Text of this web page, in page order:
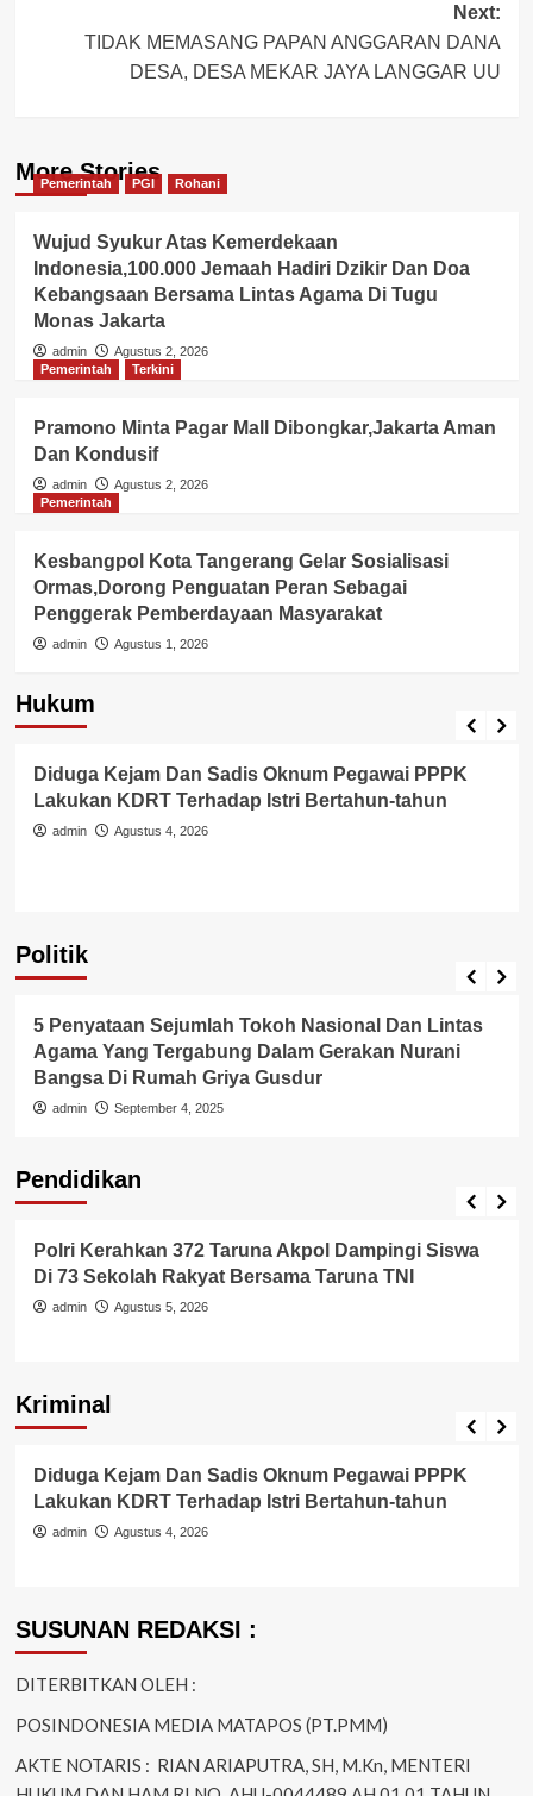
Next:
TIDAK MEMASANG PAPAN ANGGARAN DANA
DESA, DESA MEKAR JAYA LANGGAR UU
More Stories
Pemerintah PGI Rohani
Wujud Syukur Atas Kemerdekaan
Indonesia,100.000 Jemaah Hadiri Dzikir Dan Doa
Kebangsaan Bersama Lintas Agama Di Tugu
Monas Jakarta
admin
Agustus 2, 2026
Pemerintah
Terkini
Pramono Minta Pagar Mall Dibongkar,Jakarta Aman
Dan Kondusif
admin
Agustus 2, 2026
Pemerintah
Kesbangpol Kota Tangerang Gelar Sosialisasi
Ormas,Dorong Penguatan Peran Sebagai
Penggerak Pemberdayaan Masyarakat
admin Agustus 1, 2026
Hukum
Berita Polisi
Diduga Kejam Dan Sadis Oknum Pegawai PPPK
Lakukan KDRT Terhadap Istri Bertahun-tahun
admin Agustus 4, 2026
Politik
Politik
5 Penyataan Sejumlah Tokoh Nasional Dan Lintas
Agama Yang Tergabung Dalam Gerakan Nurani
Bangsa Di Rumah Griya Gusdur
admin September 4, 2025
Pendidikan
Pendidikan
Polri Kerahkan 372 Taruna Akpol Dampingi Siswa
Di 73 Sekolah Rakyat Bersama Taruna TNI
admin Agustus 5, 2026
Kriminal
Berita Polisi
Diduga Kejam Dan Sadis Oknum Pegawai PPPK
Lakukan KDRT Terhadap Istri Bertahun-tahun
admin Agustus 4, 2026
SUSUNAN REDAKSI :
DITERBITKAN OLEH :
POSINDONESIA MEDIA MATAPOS (PT.PMM)
AKTE NOTARIS : RIAN ARIAPUTRA, SH, M.Kn, MENTERI